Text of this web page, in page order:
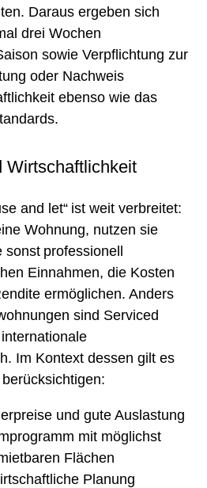
zu
Daraus ergeben sich
drei Wochen
sowie Verpflichtung zur
oder Nachweis
ebenso wie das
Wirtschaftlichkeit
and let“ ist weit verbreitet:
Wohnung, nutzen sie
sonst professionell
Einnahmen, die Kosten
ermöglichen. Anders
sind Serviced
Im Kontext dessen gilt es
und gute Auslastung
mit möglichst
Flächen
Planung